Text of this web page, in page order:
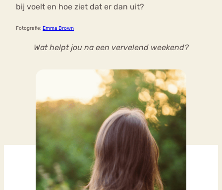
bij voelt en hoe ziet dat er dan uit?
Fotografie: Emma Brown
Wat helpt jou na een vervelend weekend?